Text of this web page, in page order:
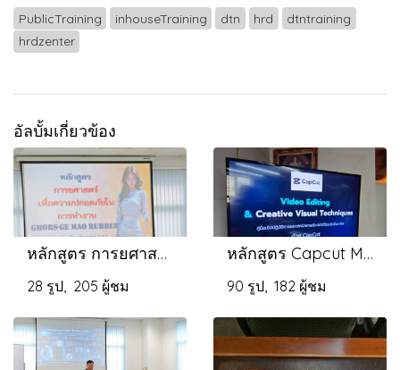
PublicTraining inhouseTraining dtn hrd
dtntraining
hrdzenter
อัลบั้มเกี่ยวข้อง
หลักสูตร การยศาสตร์เพื่อความปลอดภัยในการทำงาน
28 รูป, 205 ผู้ชม
หลักสูตร Capcut Magic ยกระดับงานตัดต่อวีดีโอสู่งานสร้างสรรค์
90 รูป, 182 ผู้ชม